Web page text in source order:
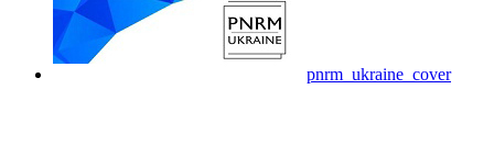
pnrm_ukraine_cover